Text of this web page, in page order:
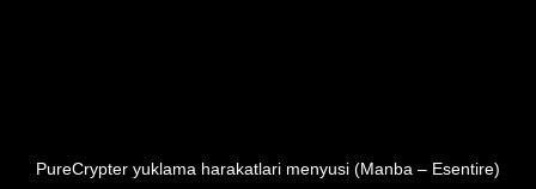
PureCrypter yuklama harakatlari menyusi (Manba – Esentire)